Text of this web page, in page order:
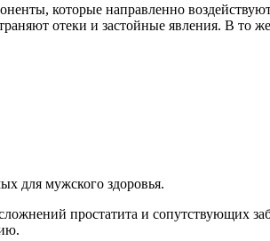
которые направленно
отеки и застойные явления. В то
для мужского здоровья.
простатита и сопутствующих